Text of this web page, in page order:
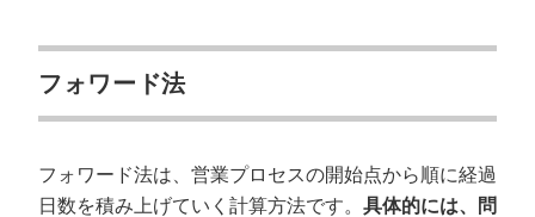
フォワード法
フォワード法は、営業プロセスの開始点から順に経過
日数を積み上げていく計算方法です。 具体的には、問